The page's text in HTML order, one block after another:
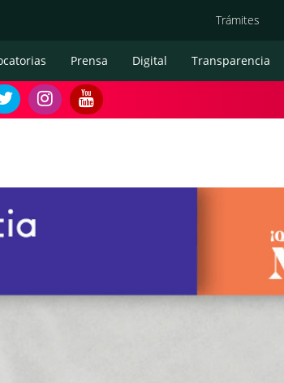
Trámites
Prensa Digital Transparencia